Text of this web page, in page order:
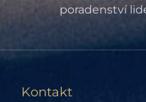
poradenství
Kontakt